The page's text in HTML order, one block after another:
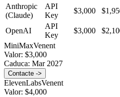
Anthropic
(Claude)
API
Key
$3,000
OpenAI
API
Key
$3,000
MiniMaxVenent
Valor: $3,000
Caduca: Mar 2027
Contacte ->
ElevenLabsVenent
Valor: $4,000